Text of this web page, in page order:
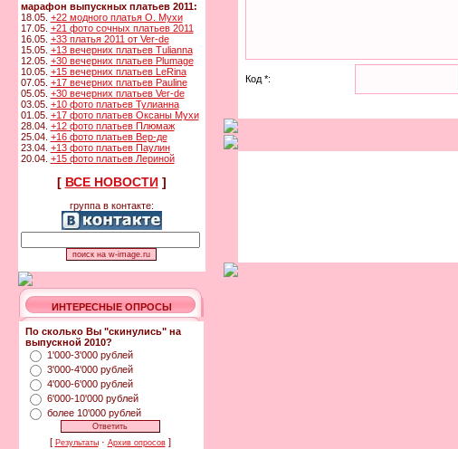
марафон выпускных платьев 2011:
18.05. +22 модного платья О. Мухи
17.05. +21 фото сочных платьев 2011
16.05. +33 платья 2011 от Ver-de
15.05. +13 вечерних платьев Tulianna
12.05. +30 вечерних платьев Plumage
10.05. +15 вечерних платьев LeRina
07.05. +17 вечерних платьев Pauline
05.05. +30 вечерних платьев Ver-de
03.05. +10 фото платьев Тулианна
01.05. +17 фото платьев Оксаны Мухи
28.04. +12 фото платьев Плюмаж
25.04. +16 фото платьев Вер-де
23.04. +13 фото платьев Паулин
20.04. +15 фото платьев Лериной
[ ВСЕ НОВОСТИ]
группа в контакте:
ИНТЕРЕСНЫЕ ОПРОСЫ
По сколько Вы "скинулись" на
выпускной 2010?
1'000-3'000 рублей
3'000-4'000 рублей
4'000-6'000 рублей
6'000-10'000 рублей
более 10'000 рублей
[ Результаты· Архив опросов]
Код *: